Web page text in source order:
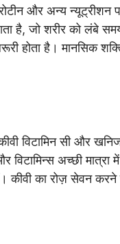
और अन्य न्यूट्रीशन
है, जो शरीर को लंबे
होता है। मानसिक
विटामिन सी और
अच्छी मात्रा
कीवी का रोज़ सेवन